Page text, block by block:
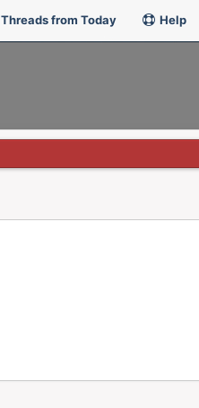
Threads from Today Help